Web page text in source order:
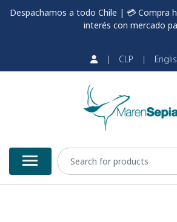
Despachamos a todo Chile | 💳 Compra
interés con mercado
| CLP |